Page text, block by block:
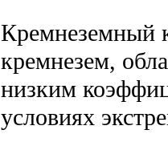
Кремнеземный
кремнезем,
низким
условиях